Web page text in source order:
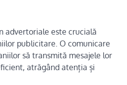
advertoriale este crucială
publicitare. O comunicare
să transmită mesajele lor
atrăgând atenția și